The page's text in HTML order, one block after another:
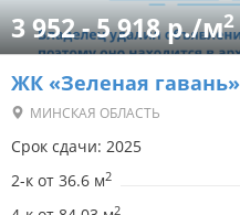
3 952 - 5 918 р./м2
ЖК «Зеленая гавань»
МИНСКАЯ ОБЛАСТЬ
Срок сдачи: 2025
2-к от 36.6 м2
2